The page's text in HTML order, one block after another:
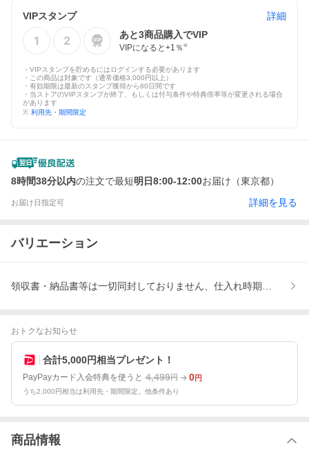
VIPスタンプ
詳細
あと3商品購入でVIP
VIPになると+1 ％ ※
・VIPスタンプを貯めるにはログインする必要があります
・この商品は対象です（通常価格3,000円以上）
・有効期限は最新のスタンプ獲得から60日間です
・当ストアのVIPスタンプが終了、もしくは付与条件や特典倍率等が変更される場合
があります
※ 利用先・期間限定
8時間38分以内の注文で最短明日8:00-12:00お届け（東京都）
お届け日指定可 詳細を見る
バリエーション
領収書・納品書等は一切同封しておりません、仕入れ時期により
おトクなお知らせ
合計5,000円相当プレゼント！
PayPayカード入会特典を使うと 4,499円 0円
うち2,000円相当は利用先・期間限定。他条件あり
商品情報